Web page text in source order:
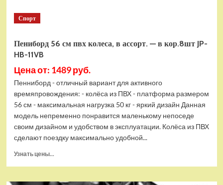
Спорт
Пениборд 56 см пвх колеса, в ассорт. — в кор.8шт JP-
HB-11VB
Цена от: 1489 руб.
Пенниборд - отличный вариант для активного
времяпровождения: - колёса из ПВХ - платформа размером
56 см - максимальная нагрузка 50 кг - яркий дизайн Данная
модель непременно понравится маленькому непоседе
своим дизайном и удобством в эксплуатации. Колёса из ПВХ
сделают поездку максимально удобной...
Узнать цены...
Пениборд